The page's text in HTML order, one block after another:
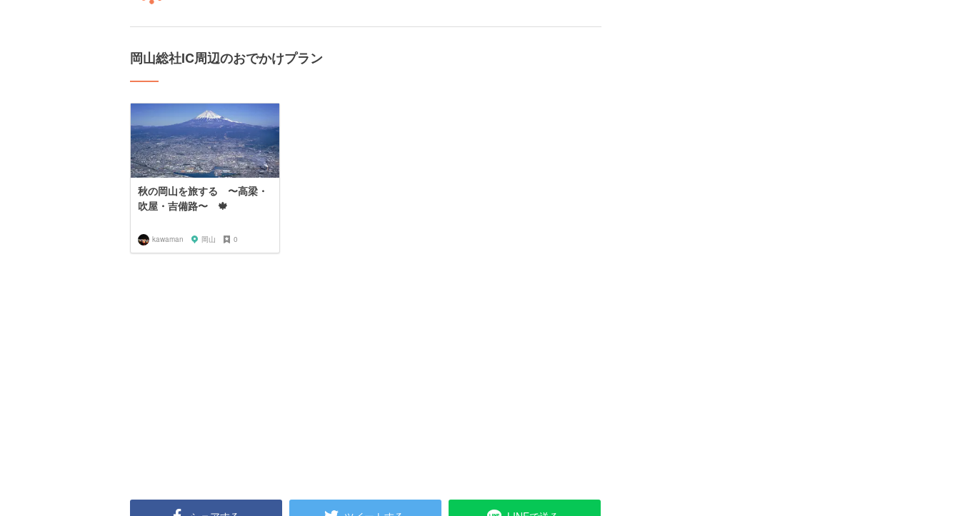
岡山総社IC周辺のおでかけプラン
秋の岡山を旅する 〜高梁・
吹屋・吉備路〜 🍁
kawaman 岡山 0